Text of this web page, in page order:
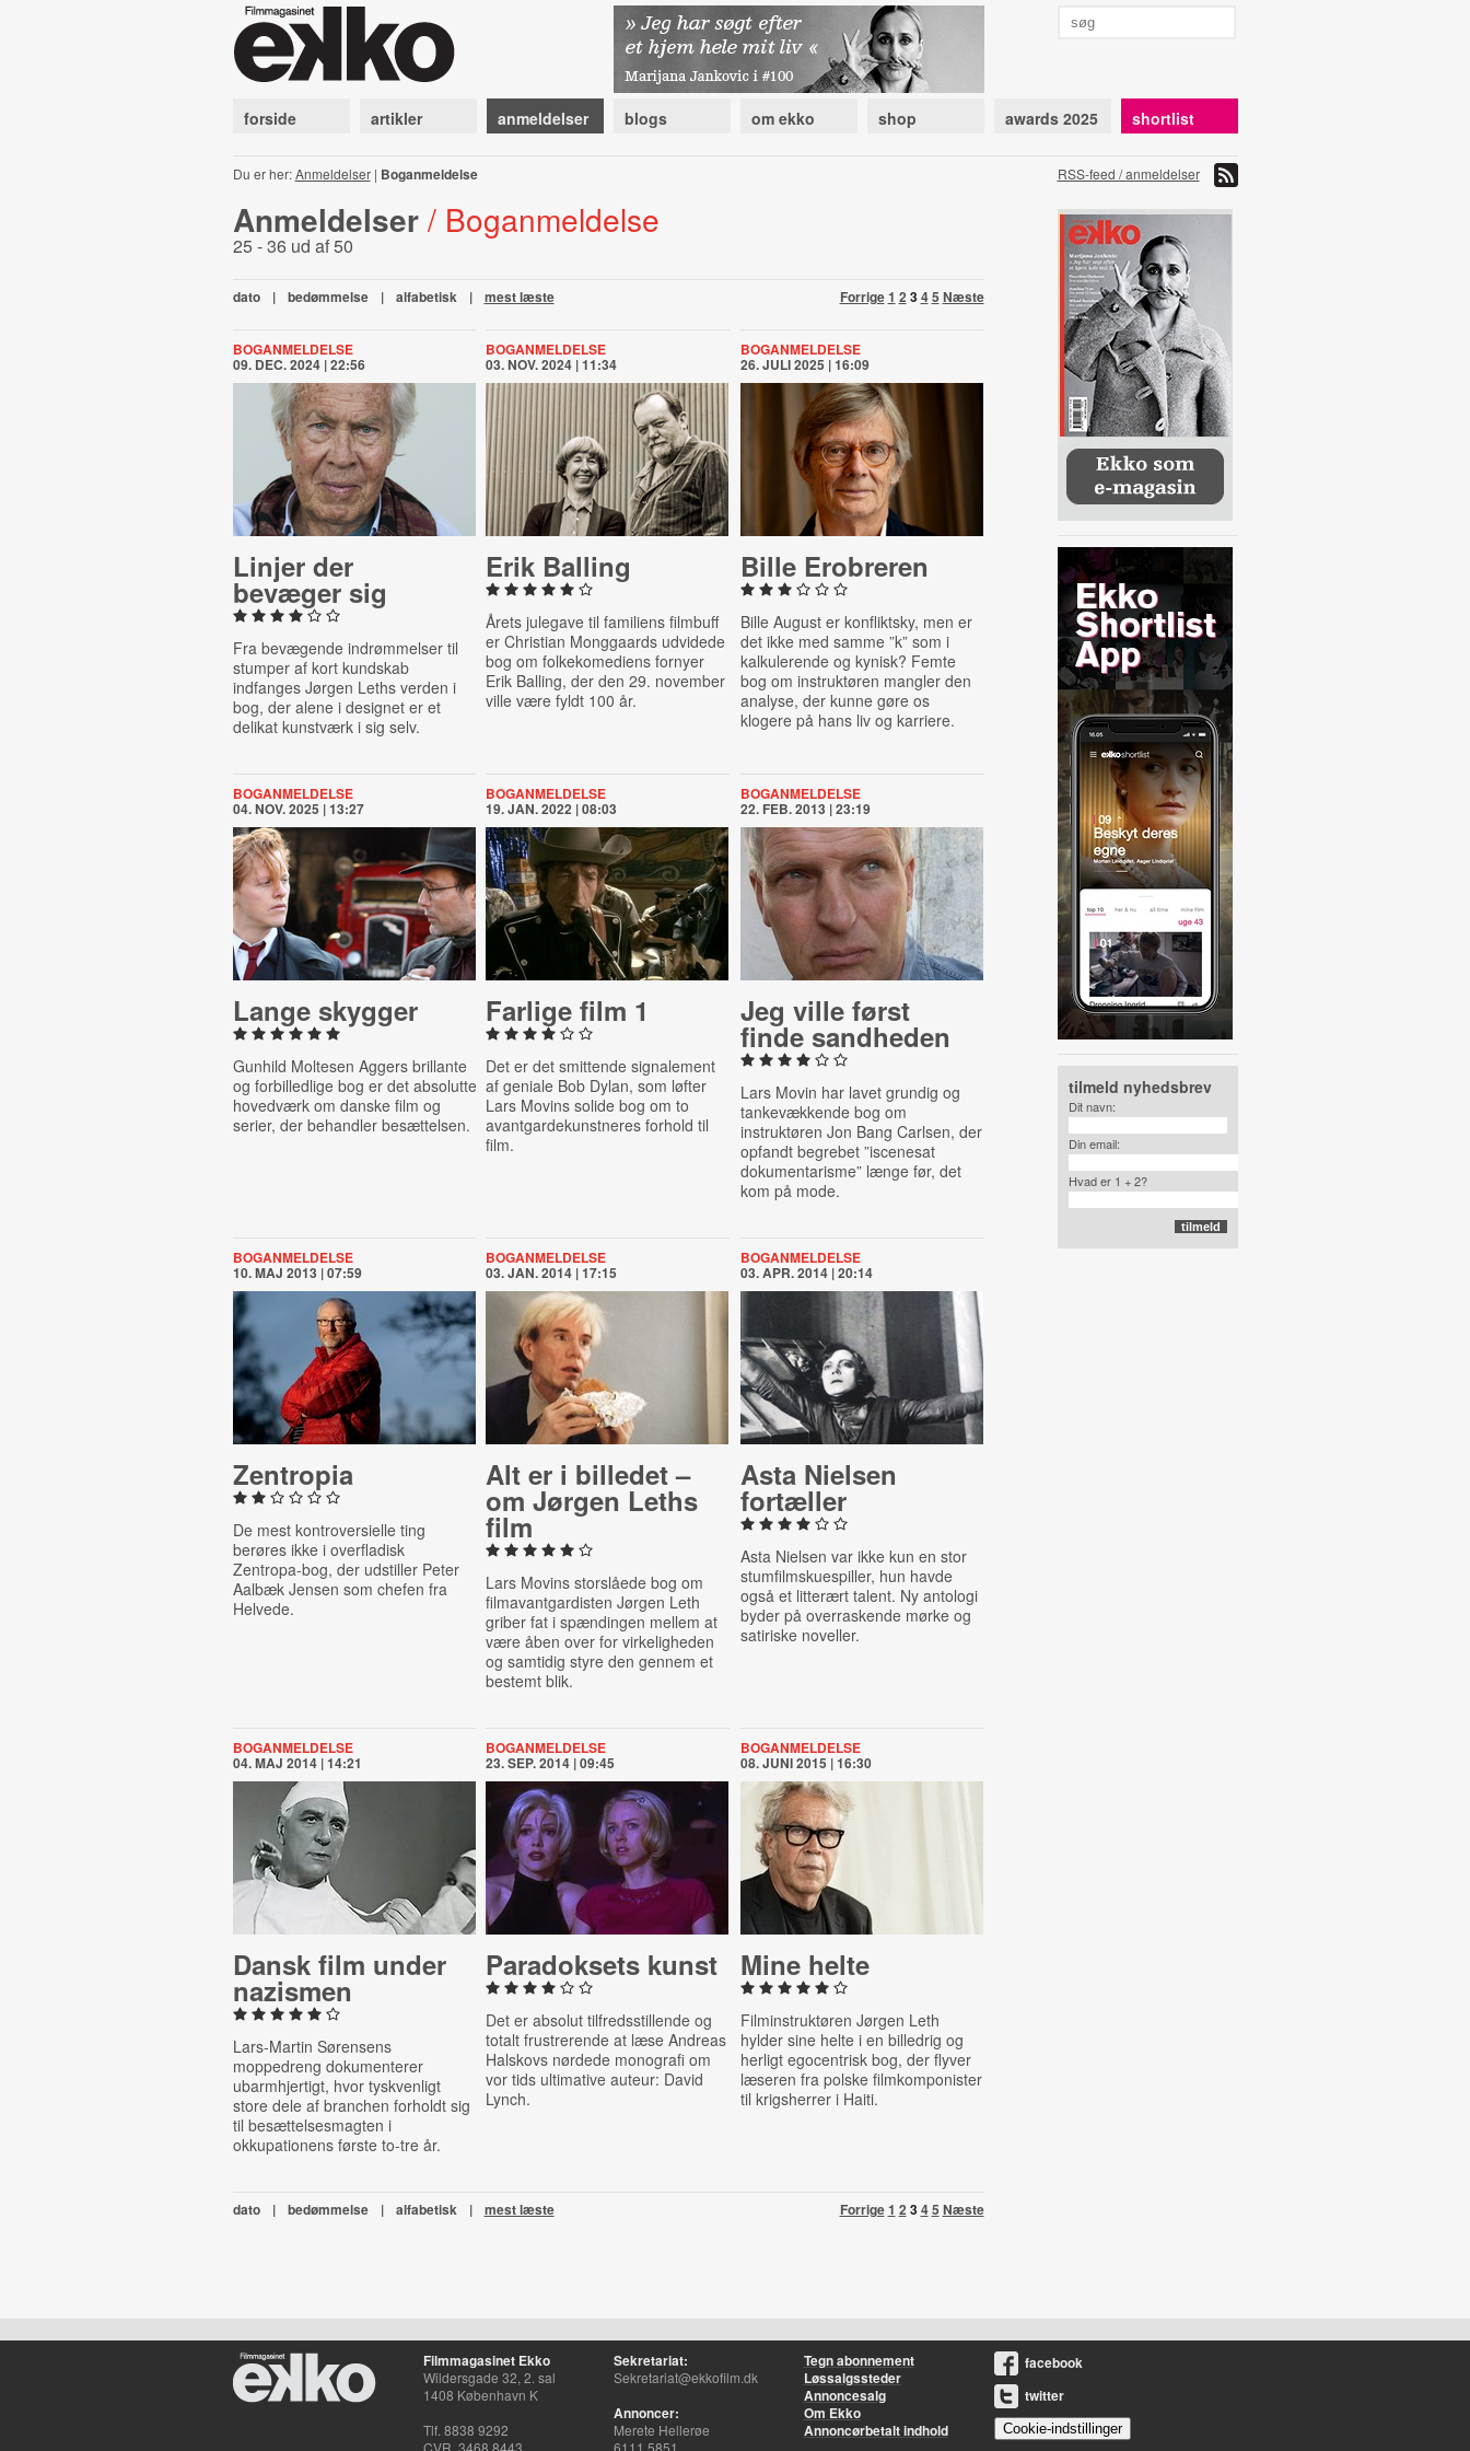
forside artikler anmeldelser blogs om ekko shop awards 2025 shortlist
Du er her:Anmeldelser| Boganmeldelse RSS-feed / anmeldelser
Anmeldelser / Boganmeldelse
25 - 36 ud af 50
Forrige1 2 345 Næste
dato | bedømmelse | alfabetisk | mest læste
BOGANMELDELSE
09. DEC. 2024 | 22:56
Linjer der
bevæger sig
Fra bevægende indrømmelser til
stumper af kort kundskab
indfanges Jørgen Leths verden i
bog, der alene i designet er et
delikat kunstværk i sig selv.
BOGANMELDELSE
03. NOV. 2024 | 11:34
Erik Balling
Årets julegave til familiens filmbuff
er Christian Monggaards udvidede
bog om folkekomediens fornyer
Erik Balling, der den 29. november
ville være fyldt 100 år.
BOGANMELDELSE
26. JULI 2025 | 16:09
Bille Erobreren
Bille August er konfliktsky, men er
det ikke med samme ”k” som i
kalkulerende og kynisk? Femte
bog om instruktøren mangler den
analyse, der kunne gøre os
klogere på hans liv og karriere.
BOGANMELDELSE
04. NOV. 2025 | 13:27
Lange skygger
Gunhild Moltesen Aggers brillante
og forbilledlige bog er det absolutte
hovedværk om danske film og
serier, der behandler besættelsen.
BOGANMELDELSE
19. JAN. 2022 | 08:03
Farlige film 1
Det er det smittende signalement
af geniale Bob Dylan, som løfter
Lars Movins solide bog om to
avantgardekunstneres forhold til
film.
BOGANMELDELSE
22. FEB. 2013 | 23:19
Jeg ville først
finde sandheden
Lars Movin har lavet grundig og
tankevækkende bog om
instruktøren Jon Bang Carlsen, der
opfandt begrebet ”iscenesat
dokumentarisme” længe før, det
kom på mode.
BOGANMELDELSE
10. MAJ 2013 | 07:59
Zentropia
De mest kontroversielle ting
berøres ikke i overfladisk
Zentropa-bog, der udstiller Peter
Aalbæk Jensen som chefen fra
Helvede.
BOGANMELDELSE
03. JAN. 2014 | 17:15
Alt er i billedet –
om Jørgen Leths
film
Lars Movins storslåede bog om
filmavantgardisten Jørgen Leth
griber fat i spændingen mellem at
være åben over for virkeligheden
og samtidig styre den gennem et
bestemt blik.
BOGANMELDELSE
03. APR. 2014 | 20:14
Asta Nielsen
fortæller
Asta Nielsen var ikke kun en stor
stumfilmskuespiller, hun havde
også et litterært talent. Ny antologi
byder på overraskende mørke og
satiriske noveller.
BOGANMELDELSE
04. MAJ 2014 | 14:21
Dansk film under
nazismen
Lars-Martin Sørensens
moppedreng dokumenterer
ubarmhjertigt, hvor tyskvenligt
store dele af branchen forholdt sig
til besættelsesmagten i
okkupationens første to-tre år.
BOGANMELDELSE
23. SEP. 2014 | 09:45
Pa­ra­dok­sets kunst
Det er absolut tilfredsstillende og
totalt frustrerende at læse Andreas
Halskovs nørdede monografi om
vor tids ultimative auteur: David
Lynch.
BOGANMELDELSE
08. JUNI 2015 | 16:30
Mine helte
Filminstruktøren Jørgen Leth
hylder sine helte i en billedrig og
herligt egocentrisk bog, der flyver
læseren fra polske filmkomponister
til krigsherrer i Haiti.
Forrige1 2 345 Næste
dato | bedømmelse | alfabetisk | mest læste
tilmeld nyhedsbrev
Dit navn:
Din email:
Hvad er 1 + 2?
Filmmagasinet Ekko
Wildersgade 32, 2. sal
1408 København K
Tlf. 8838 9292
CVR. 3468 8443
Sekretariat:
Sekretariat@ekkofilm.dk
Annoncer:
Merete Hellerøe
6111 5851
Tegn abonnement
Løssalgssteder
Annoncesalg
Om Ekko
Annoncørbetalt indhold
facebook
twitter
Cookie-indstillinger